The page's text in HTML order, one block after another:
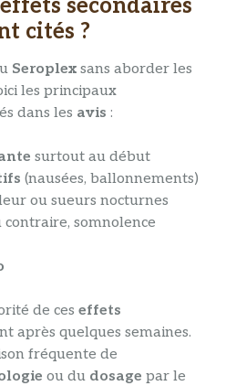
secondaires
cités ?
Seroplex sans aborder les
les principaux
dans les avis :
surtout au début
(nausées, ballonnements)
ou sueurs nocturnes
contraire, somnolence
de ces effets
après quelques semaines.
fréquente de
ou du dosage par le